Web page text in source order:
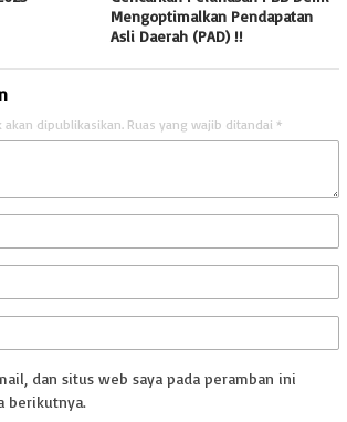
Mengoptimalkan Pendapatan
Asli Daerah (PAD) !!
akan dipublikasikan. Ruas yang wajib ditandai *
dan situs web saya pada peramban ini
berikutnya.